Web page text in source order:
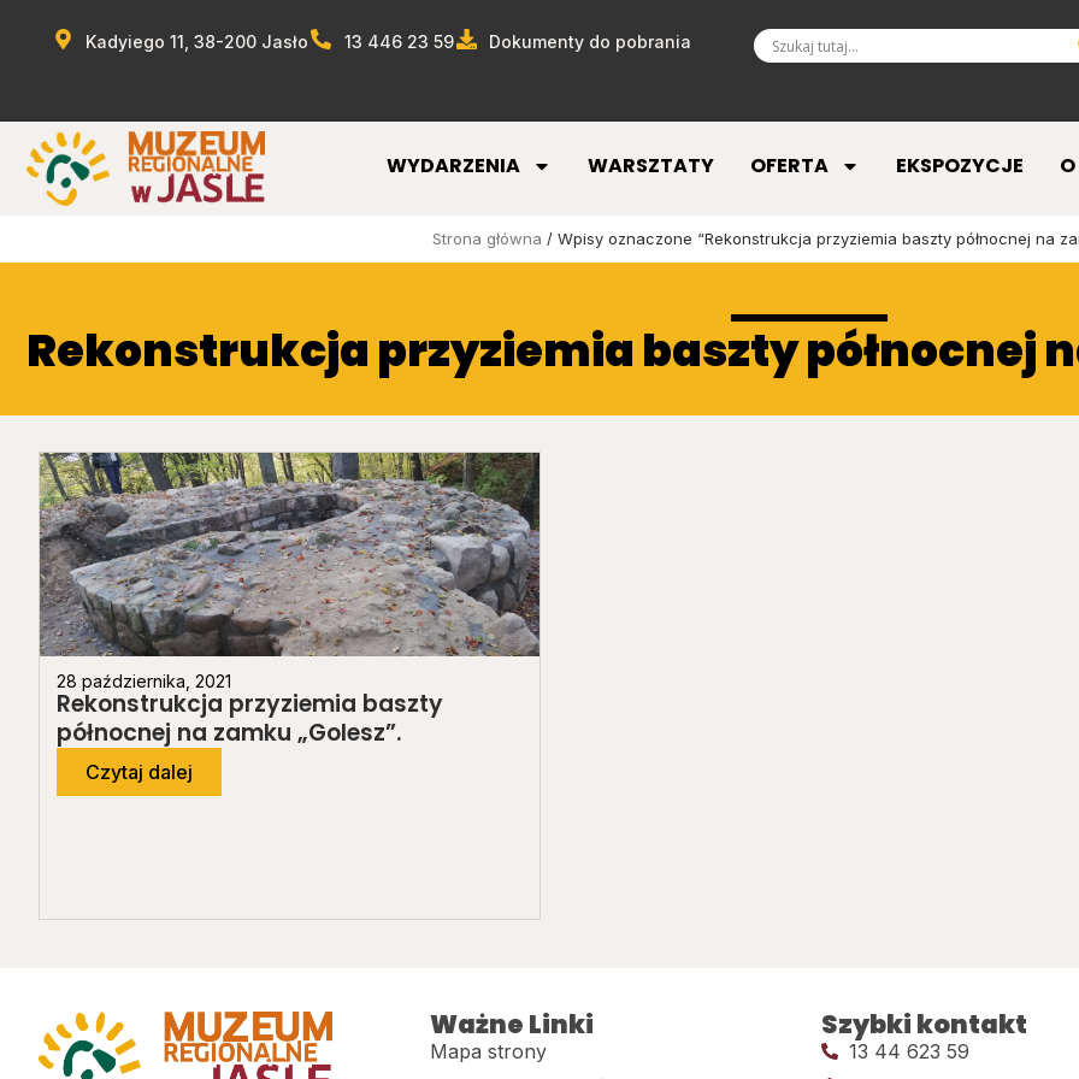
Kadyiego 11, 38-200 Jasło 13 446 23 59 Dokumenty do pobrania
WYDARZENIA WARSZTATY OFERTA EKSPOZYCJE
Strona główna / Wpisy oznaczone “Rekonstrukcja przyziemia baszty północnej na
Rekonstrukcja przyziemia baszty północnej
28 października, 2021
Rekonstrukcja przyziemia baszty
północnej na zamku „Golesz”.
Czytaj dalej
Ważne Linki
Mapa strony
Szybki kontakt
13 44 623 59